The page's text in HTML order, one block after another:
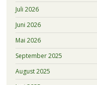
Juli 2026
Juni 2026
Mai 2026
September 2025
August 2025